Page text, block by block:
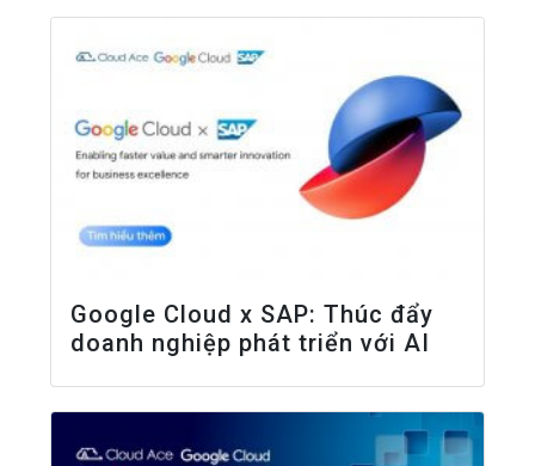
Google Cloud x SAP: Thúc đẩy
doanh nghiệp phát triển với AI